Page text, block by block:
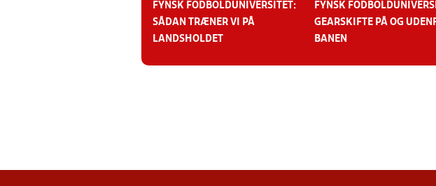
FYNSK FODBOLDUNIVERSITET:
SÅDAN TRÆNER VI PÅ
LANDSHOLDET
FYNSK
GEARSKIFTE PÅ OG
BANEN